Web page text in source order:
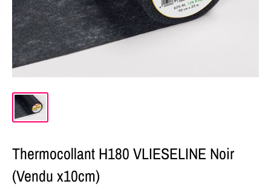
Thermocollant H180 VLIESELINE Noir
(Vendu x10cm)